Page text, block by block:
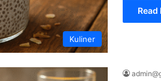
Kuliner
Read